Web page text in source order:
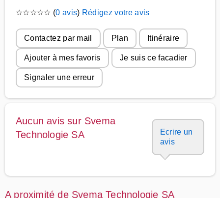
☆☆☆☆☆ (0 avis) Rédigez votre avis
Contactez par mail Plan Itinéraire
Ajouter à mes favoris Je suis ce facadier
Signaler une erreur
Aucun avis sur Svema
Technologie SA
Ecrire un
avis
A proximité de Svema Technologie SA